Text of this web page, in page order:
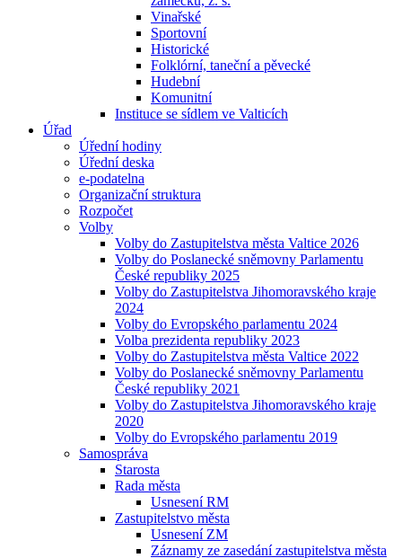
Vinařské
Sportovní
Historické
Folklórní, taneční a pěvecké
Hudební
Komunitní
Instituce se sídlem ve Valticích
Úřad
Úřední hodiny
Úřední deska
e-podatelna
Organizační struktura
Rozpočet
Volby
Volby do Zastupitelstva města Valtice 2026
Volby do Poslanecké sněmovny Parlamentu
České republiky 2025
Volby do Zastupitelstva Jihomoravského kraje
2024
Volby do Evropského parlamentu 2024
Volba prezidenta republiky 2023
Volby do Zastupitelstva města Valtice 2022
Volby do Poslanecké sněmovny Parlamentu
České republiky 2021
Volby do Zastupitelstva Jihomoravského kraje
2020
Volby do Evropského parlamentu 2019
Samospráva
Starosta
Rada města
Usnesení RM
Zastupitelstvo města
Usnesení ZM
Záznamy ze zasedání zastupitelstva města